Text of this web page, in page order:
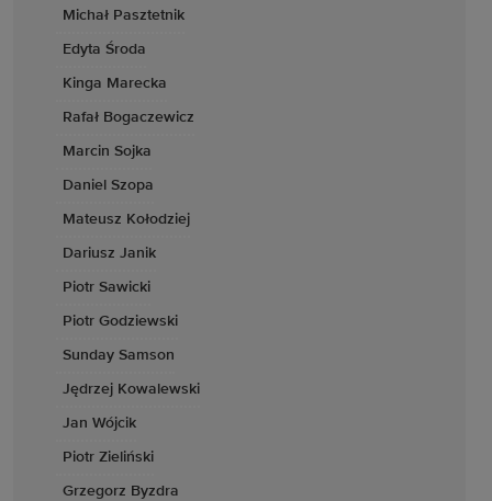
Michał Pasztetnik
Edyta Środa
Kinga Marecka
Rafał Bogaczewicz
Marcin Sojka
Daniel Szopa
Mateusz Kołodziej
Dariusz Janik
Piotr Sawicki
Piotr Godziewski
Sunday Samson
Jędrzej Kowalewski
Jan Wójcik
Piotr Zieliński
Grzegorz Byzdra